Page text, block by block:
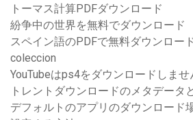
トーマス計算PDFダウンロード
紛争中の世界を無料でダウンロード
スペイン語のPDFで無料ダウンロー
coleccion
YouTubeはps4をダウンロードしませ
トレントダウンロードのメタデータ
デフォルトのアプリのダウンロード